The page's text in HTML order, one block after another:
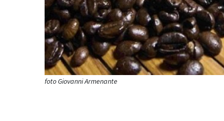
foto Giovanni Armenante